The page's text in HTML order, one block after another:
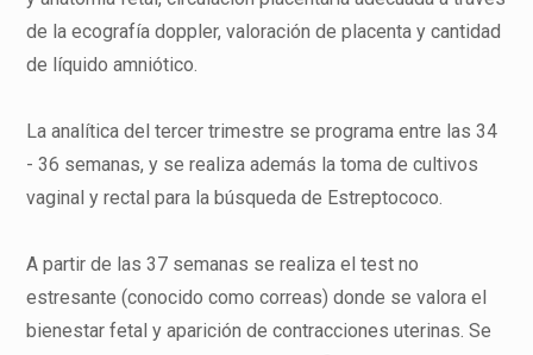
de la ecografía doppler, valoración de placenta y cantidad
de líquido amniótico.
La analítica del tercer trimestre se programa entre las 34
- 36 semanas, y se realiza además la toma de cultivos
vaginal y rectal para la búsqueda de Estreptococo.
A partir de las 37 semanas se realiza el test no
estresante (conocido como correas) donde se valora el
bienestar fetal y aparición de contracciones uterinas. Se